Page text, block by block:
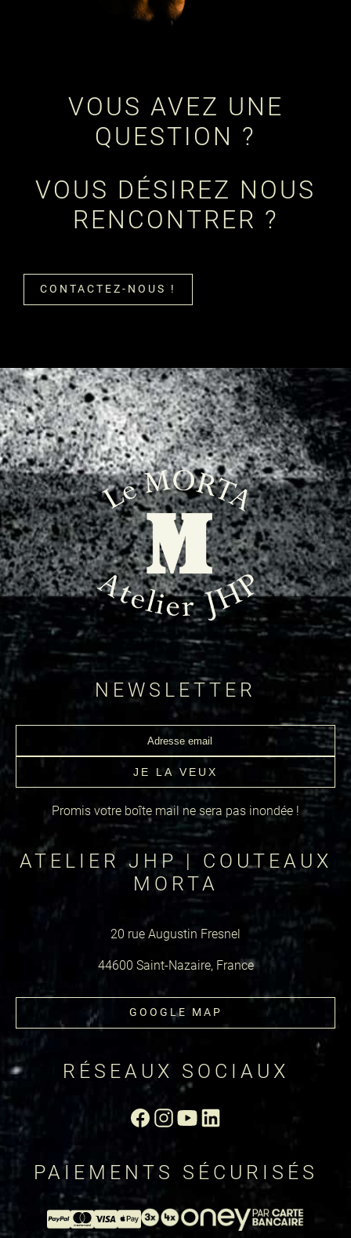
VOUS AVEZ UNE
QUESTION ?
VOUS DÉSIREZ NOUS
RENCONTRER ?
CONTACTEZ-NOUS !
NEWSLETTER
Promis votre boîte mail ne sera pas inondée !
ATELIER JHP | COUTEAUX
MORTA
20 rue Augustin Fresnel
44600 Saint-Nazaire, France
GOOGLE MAP
RÉSEAUX SOCIAUX
PAIEMENTS SÉCURISÉS